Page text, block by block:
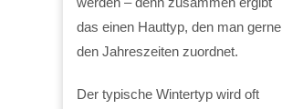
das einen Hauttyp, den man gerne
den Jahreszeiten zuordnet.
Der typische Wintertyp wird oft